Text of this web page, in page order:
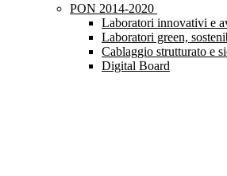
PON 2014-2020
Laboratori innovativi e
Laboratori green,
Cablaggio strutturato e
Digital Board